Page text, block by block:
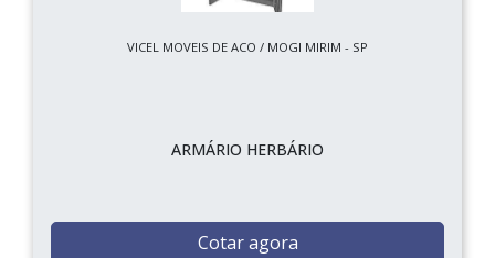
VICEL MOVEIS DE ACO / MOGI MIRIM - SP
ARMÁRIO HERBÁRIO
Cotar agora